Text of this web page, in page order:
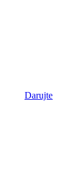
Darujte